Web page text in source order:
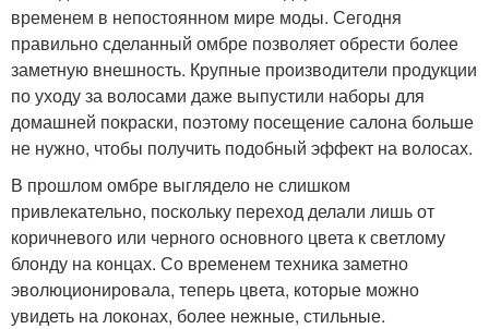
временем в непостоянном мире моды. Сегодня
правильно сделанный омбре позволяет обрести более
заметную внешность. Крупные производители продукции
по уходу за волосами даже выпустили наборы для
домашней покраски, поэтому посещение салона больше
не нужно, чтобы получить подобный эффект на волосах.
В прошлом омбре выглядело не слишком
привлекательно, поскольку переход делали лишь от
коричневого или черного основного цвета к светлому
блонду на концах. Со временем техника заметно
эволюционировала, теперь цвета, которые можно
увидеть на локонах, более нежные, стильные.